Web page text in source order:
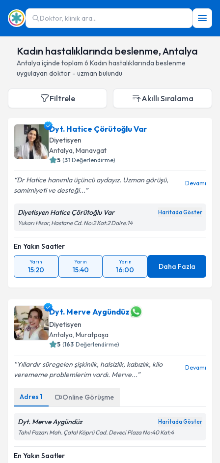
Doktor, klinik ara...
Kadın hastalıklarında beslenme, Antalya
Antalya içinde toplam 6 Kadın hastalıklarında beslenme
uygulayan doktor - uzman bulundu
Filtrele Akıllı Sıralama
Dyt. Hatice Çörütoğlu Var
Diyetisyen
Antalya, Manavgat
5 (31 Değerlendirme)
Dr Hatice hanımla üçüncü aydayız. Uzman görüşü,
samimiyeti ve desteği...
Devamı
Diyetisyen Hatice Çörütoğlu Var Haritada Göster
Yukarı Hisar, Hastane Cd. No:2 Kat:2 Daire:14
En Yakın Saatler
Yarın
15:20
Yarın
15:40
Yarın
16:00 Daha Fazla
Dyt. Merve Aygündüz
Diyetisyen
Antalya, Muratpaşa
5 (163 Değerlendirme)
Yıllardır süregelen şişkinlik, halsizlik, kabızlık, kilo
verememe problemlerim vardı. Merve...
Devamı
Adres 1 Online Görüşme
Dyt. Merve Aygündüz Haritada Göster
Tahıl Pazarı Mah. Çatal Köprü Cad. Deveci Plaza No:40 Kat:4
En Yakın Saatler